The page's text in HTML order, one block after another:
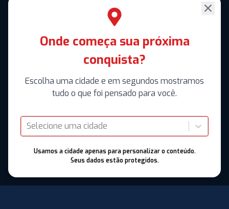
Onde começa sua próxima
conquista?
Escolha uma cidade e em segundos mostramos
tudo o que foi pensado para você.
Selecione uma cidade
Usamos a cidade apenas para personalizar o conteúdo.
Seus dados estão protegidos.